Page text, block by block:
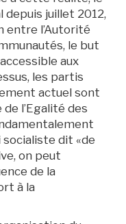
juillet 2012,
entre l’Autorité
le but
aux
les partis
actuel sont
l’Egalité des
dit «de
on peut
de la
à la